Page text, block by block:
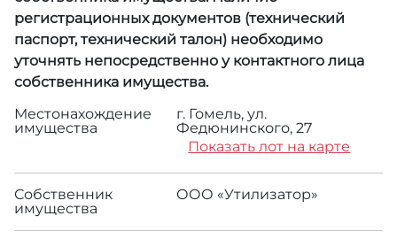
регистрационных документов (технический
паспорт, технический талон) необходимо
уточнять непосредственно у контактного лица
собственника имущества.
Местонахождение
имущества
г. Гомель, ул.
Федюнинского, 27
Показать лот на карте
Собственник
имущества
ООО «Утилизатор»